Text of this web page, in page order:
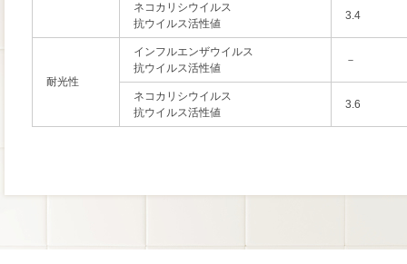
ネコカリシウイルス
抗ウイルス活性値
3.4
耐光性
インフルエンザウイルス
抗ウイルス活性値
－
ネコカリシウイルス
抗ウイルス活性値
3.6